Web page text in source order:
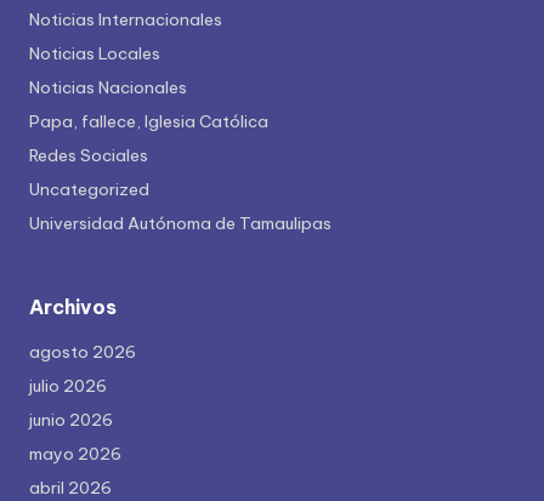
Noticias Internacionales
Noticias Locales
Noticias Nacionales
Papa, fallece, Iglesia Católica
Redes Sociales
Uncategorized
Universidad Autónoma de Tamaulipas
Archivos
agosto 2026
julio 2026
junio 2026
mayo 2026
abril 2026